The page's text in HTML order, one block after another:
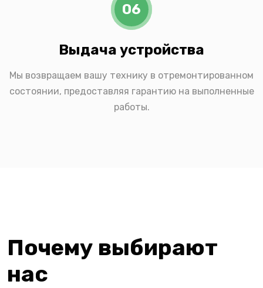
06
Выдача устройства
Мы возвращаем вашу технику в отремонтированном
состоянии, предоставляя гарантию на выполненные
работы.
Почему выбирают
нас